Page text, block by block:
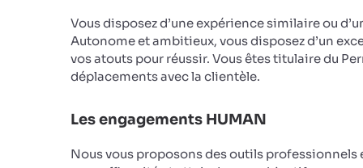
Vous disposez d’une expérience similaire ou
Autonome et ambitieux, vous disposez d’un
vos atouts pour réussir. Vous êtes titulaire du
déplacements avec la clientèle.
Les engagements HUMAN
Nous vous proposons des outils